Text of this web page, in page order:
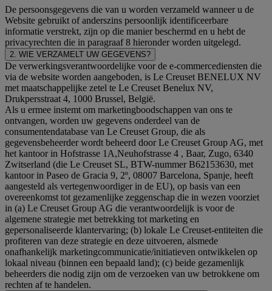
De persoonsgegevens die van u worden verzameld wanneer u de
Website gebruikt of anderszins persoonlijk identificeerbare
informatie verstrekt, zijn op die manier beschermd en u hebt de
privacyrechten die in paragraaf 8 hieronder worden uitgelegd.
2. WIE VERZAMELT UW GEGEVENS?
De verwerkingsverantwoordelijke voor de e-commercediensten die
via de website worden aangeboden, is Le Creuset BENELUX NV
met maatschappelijke zetel te Le Creuset Benelux NV,
Drukpersstraat 4, 1000 Brussel, België.
Als u ermee instemt om marketingboodschappen van ons te
ontvangen, worden uw gegevens onderdeel van de
consumentendatabase van Le Creuset Group, die als
gegevensbeheerder wordt beheerd door Le Creuset Group AG, met
het kantoor in Hofstrasse 1A,Neuhofstrasse 4 , Baar, Zugo, 6340
Zwitserland (die Le Creuset SL, BTW-nummer B62153630, met
kantoor in Paseo de Gracia 9, 2º, 08007 Barcelona, Spanje, heeft
aangesteld als vertegenwoordiger in de EU), op basis van een
overeenkomst tot gezamenlijke zeggenschap die in wezen voorziet
in (a) Le Creuset Group AG die verantwoordelijk is voor de
algemene strategie met betrekking tot marketing en
gepersonaliseerde klantervaring; (b) lokale Le Creuset-entiteiten die
profiteren van deze strategie en deze uitvoeren, alsmede
onafhankelijk marketingcommunicatie/initiatieven ontwikkelen op
lokaal niveau (binnen een bepaald land); (c) beide gezamenlijk
beheerders die nodig zijn om de verzoeken van uw betrokkene om
rechten af te handelen.